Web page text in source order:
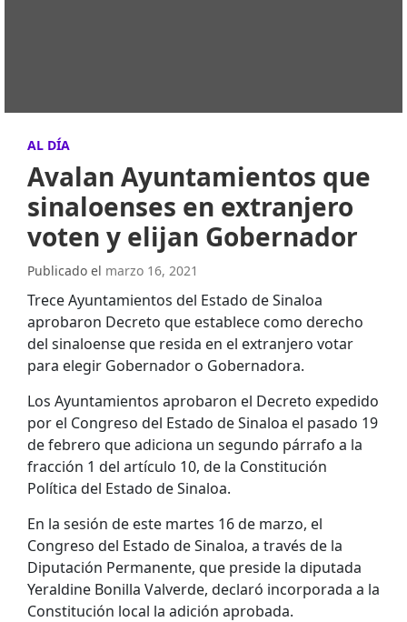
AL DÍA
Avalan Ayuntamientos que
sinaloenses en extranjero
voten y elijan Gobernador
Publicado el marzo 16, 2021
Trece Ayuntamientos del Estado de Sinaloa
aprobaron Decreto que establece como derecho
del sinaloense que resida en el extranjero votar
para elegir Gobernador o Gobernadora.
Los Ayuntamientos aprobaron el Decreto expedido
por el Congreso del Estado de Sinaloa el pasado 19
de febrero que adiciona un segundo párrafo a la
fracción 1 del artículo 10, de la Constitución
Política del Estado de Sinaloa.
En la sesión de este martes 16 de marzo, el
Congreso del Estado de Sinaloa, a través de la
Diputación Permanente, que preside la diputada
Yeraldine Bonilla Valverde, declaró incorporada a la
Constitución local la adición aprobada.